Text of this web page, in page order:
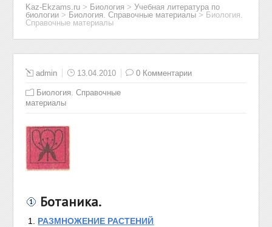
Kaz-Ekzams.ru > Биология >Учебная литература по
биологии > Биология. Справочные материалы > Биология.
Справочные материалы
admin 13.04.2010 0 Комментарии
Биология. Справочные
материалы
Ботаника.
РАЗМНОЖЕНИЕ РАСТЕНИЙ